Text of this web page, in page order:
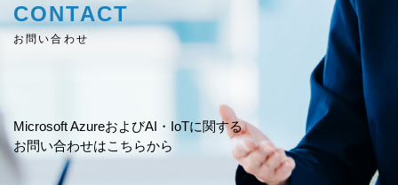
CONTACT
お問い合わせ
Microsoft AzureおよびAI・IoTに関する
お問い合わせはこちらから